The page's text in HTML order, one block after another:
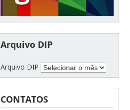
Arquivo DIP
Arquivo DIP
CONTATOS